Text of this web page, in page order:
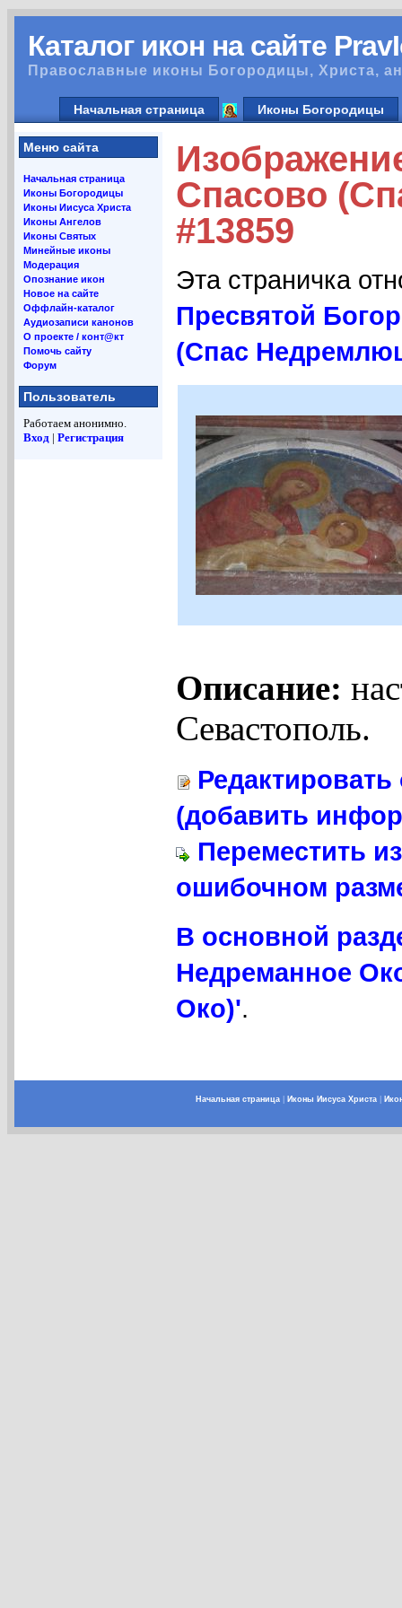
Каталог икон на сайте
Православные иконы Богородицы, Христа,
Начальная страница Иконы Богородицы
Меню сайта
Начальная страница
Иконы Богородицы
Иконы Иисуса Христа
Иконы Ангелов
Иконы Святых
Минейные иконы
Модерация
Опознание икон
Новое на сайте
Оффлайн-каталог
Аудиозаписи канонов
О проекте / конт@кт
Помочь сайту
Форум
Пользователь
Работаем анонимно.
Вход | Регистрация
Спасово
#13859
Эта страничка
Пресвятой
(Спас
Описание:
Севастополь.
(добавить
Переместить
ошибочном
В основной
Недреманное
Око)'.
Начальная страница| Иконы Иисуса Христа|